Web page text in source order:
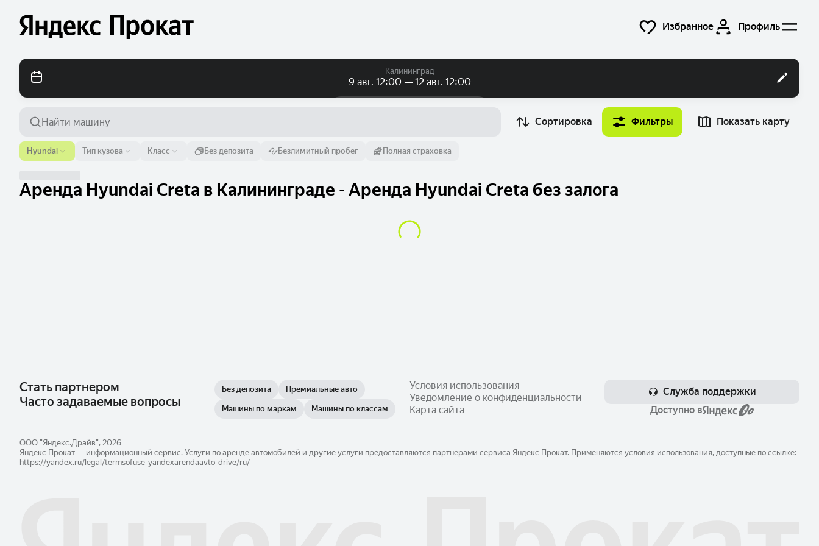
Избранное Профиль
Калининград
9 авг. 12:00 — 12 авг. 12:00
Аэропорт или адрес
Калининград 9 авг. 12:00
Сортировка Фильтры Показать карту
Тип кузова Класс
Hyundai Без депозита Безлимитный пробег Полная страховка
Аренда Hyundai Creta в Калининграде - Аренда Hyundai Creta без залога
Стать партнером
Часто задаваемые вопросы
Без депозита Премиальные авто
Машины по маркам Машины по классам
Условия использования
Уведомление о конфиденциальности
Карта сайта
Служба поддержки
Доступно в
ООО "Яндекс.Драйв", 2026
Яндекс Прокат — информационный сервис. Услуги по аренде автомобилей и другие услуги предоставляются партнёрами сервиса Яндекс Прокат. Применяются условия использования, доступные по ссылке:
https://yandex.ru/legal/​termsofuse_yandexarendaavto_drive/ru/